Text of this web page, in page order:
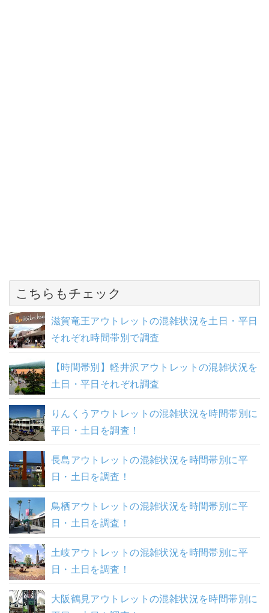
こちらもチェック
滋賀竜王アウトレットの混雑状況を土日・平日
それぞれ時間帯別で調査
【時間帯別】軽井沢アウトレットの混雑状況を
土日・平日それぞれ調査
りんくうアウトレットの混雑状況を時間帯別に
平日・土日を調査！
長島アウトレットの混雑状況を時間帯別に平
日・土日を調査！
鳥栖アウトレットの混雑状況を時間帯別に平
日・土日を調査！
土岐アウトレットの混雑状況を時間帯別に平
日・土日を調査！
大阪鶴見アウトレットの混雑状況を時間帯別に